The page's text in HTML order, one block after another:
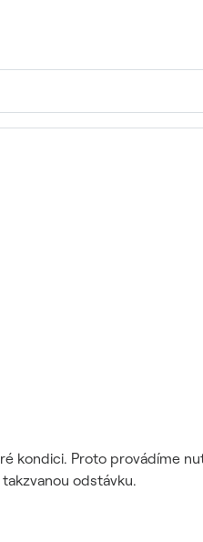
kondici. Proto provádíme
odstávku.